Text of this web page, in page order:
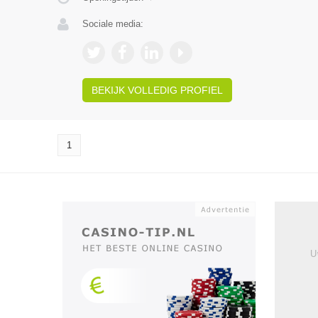
Sociale media:
BEKIJK VOLLEDIG PROFIEL
1